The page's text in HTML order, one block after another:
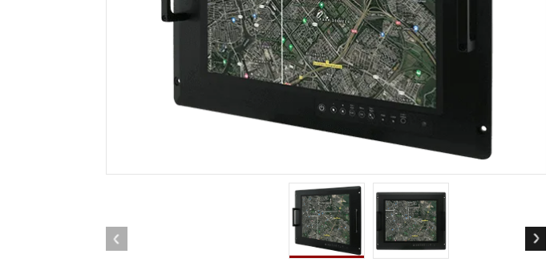
안드로이드 차량 탑재 컴퓨터
차량 탑재 컴퓨터용 태블릿
IoT 게이트웨이
라디오 게이트웨이
견고한 로봇 컨트롤러 석유 및 가스, ATEX 등급
ATEX 등급 러기드 태블릿
ATEX 등급 내구성형 핸드헬드
ATEX 등급 패널 PC